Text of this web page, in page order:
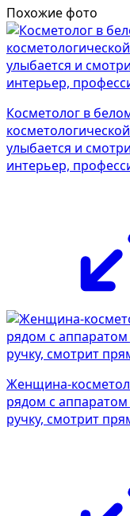
Похожие фото
Косметолог в
улыбается и
интерьер,
Женщина-
рядом с
ручку, смотрит